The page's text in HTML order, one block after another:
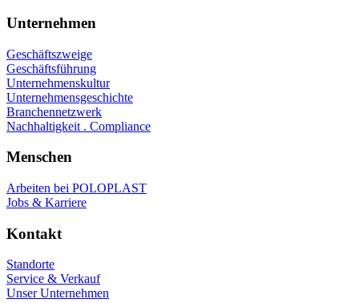
Unternehmen
Geschäftszweige
Geschäftsführung
Unternehmenskultur
Unternehmensgeschichte
Branchennetzwerk
Nachhaltigkeit . Compliance
Menschen
Arbeiten bei POLOPLAST
Jobs & Karriere
Kontakt
Standorte
Service & Verkauf
Unser Unternehmen